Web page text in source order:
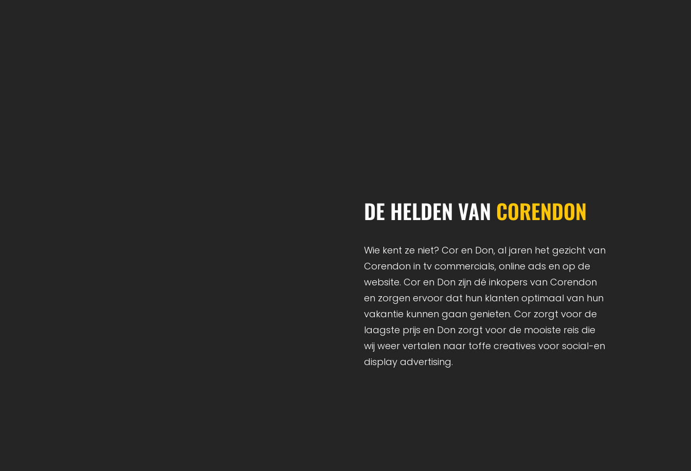
DE HELDEN VAN CORENDON
Wie kent ze niet? Cor en Don, al jaren het gezicht van
Corendon in tv commercials, online ads en op de
website. Cor en Don zijn dé inkopers van Corendon
en zorgen ervoor dat hun klanten optimaal van hun
vakantie kunnen gaan genieten. Cor zorgt voor de
laagste prijs en Don zorgt voor de mooiste reis die
wij weer vertalen naar toffe creatives voor social-en
display advertising.